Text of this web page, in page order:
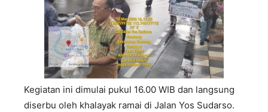
Kegiatan ini dimulai pukul 16.00 WIB dan langsung
diserbu oleh khalayak ramai di Jalan Yos Sudarso.